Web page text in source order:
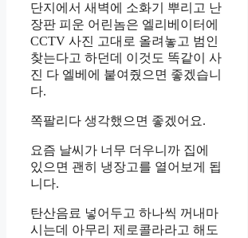
단지에서 새벽에 소화기 뿌리고 난
장판 피운 어린놈은 엘리베이터에
CCTV 사진 고대로 올려놓고 범인
찾는다고 하던데 이것도 똑같이 사
진 다 엘베에 붙여줬으면 좋겠습니
다.
쪽팔리다 생각했으면 좋겠어요.
요즘 날씨가 너무 더우니까 집에
있으면 괜히 냉장고를 열어보게 됩
니다.
탄산음료 넣어두고 하나씩 꺼내마
시는데 아무리 제로콜라라고 해도